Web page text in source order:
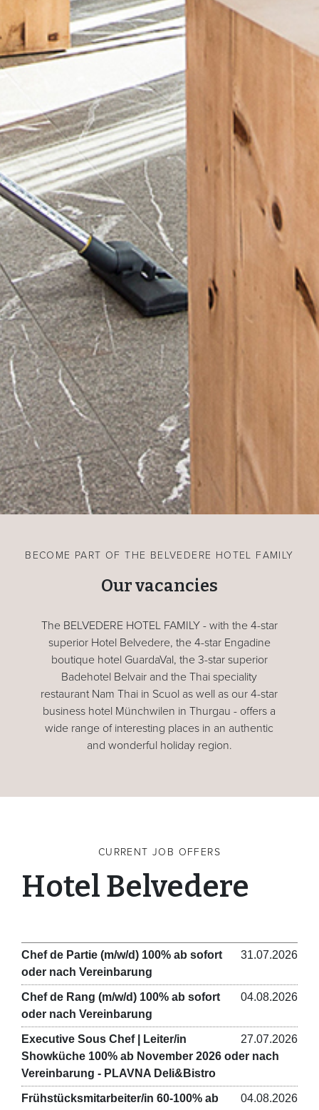
BECOME PART OF THE BELVEDERE HOTEL FAMILY
Our vacancies
The BELVEDERE HOTEL FAMILY - with the 4-star
superior Hotel Belvedere, the 4-star Engadine
boutique hotel GuardaVal, the 3-star superior
Badehotel Belvair and the Thai speciality
restaurant Nam Thai in Scuol as well as our 4-star
business hotel Münchwilen in Thurgau - offers a
wide range of interesting places in an authentic
and wonderful holiday region.
CURRENT JOB OFFERS
Hotel Belvedere
31.07.2026
Chef de Partie (m/w/d) 100% ab sofort
oder nach Vereinbarung
04.08.2026
Chef de Rang (m/w/d) 100% ab sofort
oder nach Vereinbarung
27.07.2026
Executive Sous Chef | Leiter/in
Showküche 100% ab November 2026 oder nach
Vereinbarung - PLAVNA Deli&Bistro
04.08.2026
Frühstücksmitarbeiter/in 60-100% ab